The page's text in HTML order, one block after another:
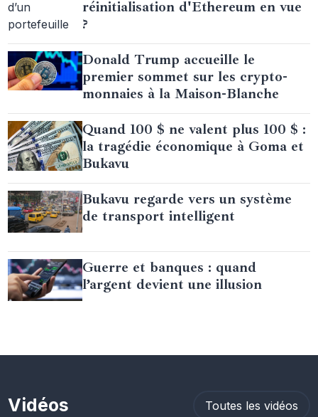
réinitialisation d'Ethereum en vue
?
Donald Trump accueille le
premier sommet sur les crypto-
monnaies à la Maison-Blanche
Quand 100 $ ne valent plus 100 $ :
la tragédie économique à Goma et
Bukavu
Bukavu regarde vers un système
de transport intelligent
Guerre et banques : quand
l’argent devient une illusion
Vidéos Toutes les vidéos